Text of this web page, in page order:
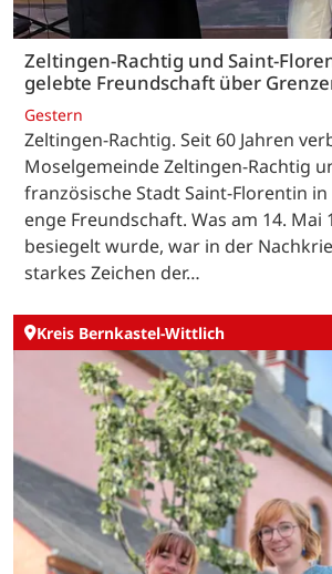
Zeltingen-Rachtig und Saint-
gelebte Freundschaft über
Gestern
Zeltingen-Rachtig. Seit 60 Jahren
Moselgemeinde Zeltingen-Rachtig
französische Stadt Saint-Florentin
enge Freundschaft. Was am 14. Mai
besiegelt wurde, war in der
starkes Zeichen der…
Kreis Bernkastel-Wittlich